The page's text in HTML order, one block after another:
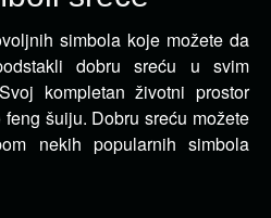
simbola koje možete da
dobru sreću u svim
Svoj kompletan životni prostor
šuiju. Dobru sreću možete
nekih popularnih simbola